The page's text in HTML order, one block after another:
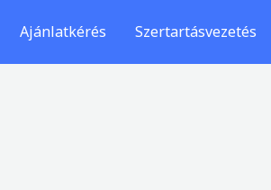
Ajánlatkérés Szertartásvezetés